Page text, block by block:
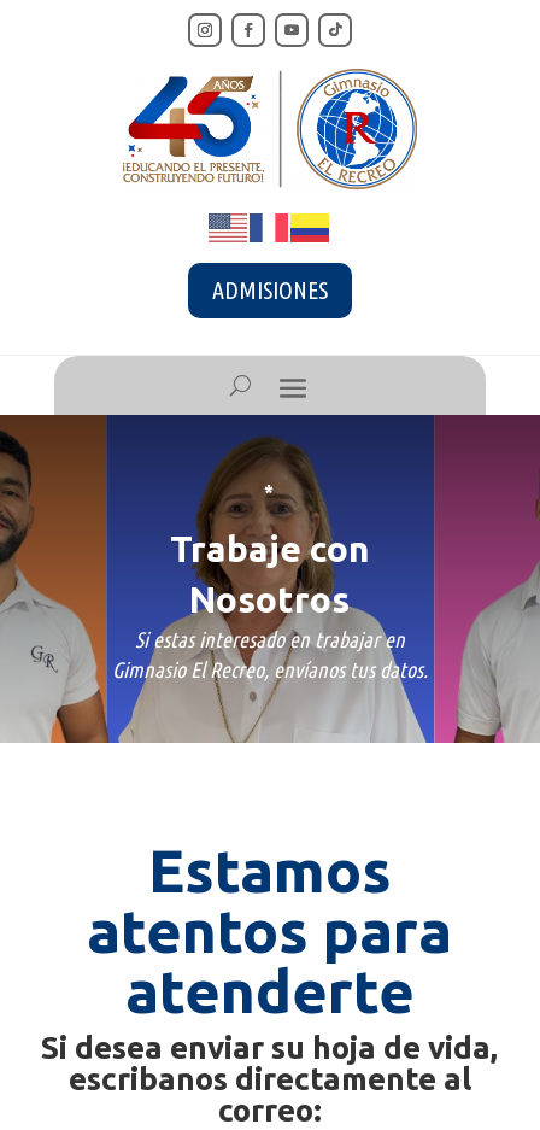
ADMISIONES
*
Trabaje con
Nosotros
Si estas interesado en trabajar en
Gimnasio El Recreo, envíanos tus datos.
Estamos
atentos para
atenderte
Si desea enviar su hoja de vida,
escribanos directamente al
correo: